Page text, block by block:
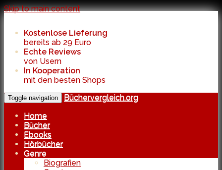
Skip to main content
Kostenlose Lieferung
bereits ab 29 Euro
Echte Reviews
von Usern
In Kooperation
mit den besten Shops
Toggle navigation
Büchervergleich.org
Home
Bücher
Ebooks
Hörbücher
Genre
Biografien